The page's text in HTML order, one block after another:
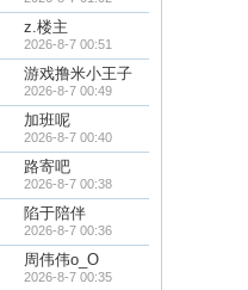
z.楼主
2026-8-7 00:51
游戏撸米小王子
2026-8-7 00:49
加班呢
2026-8-7 00:40
路寄吧
2026-8-7 00:38
陷于陪伴
2026-8-7 00:36
周伟伟o_O
2026-8-7 00:35